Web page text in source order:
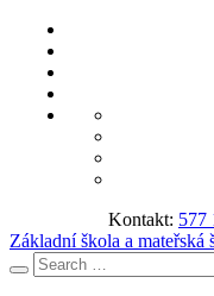
Kontakt: 577
Základní škola a